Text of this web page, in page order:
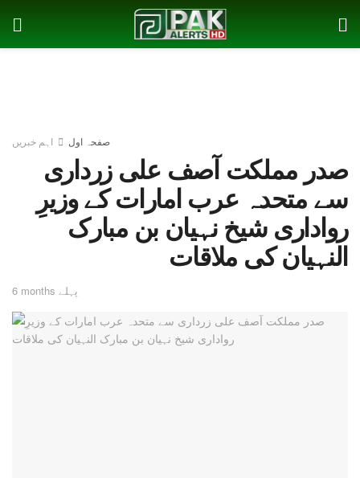
صفحہ اول اہم خبریں
صدر مملکت آصف علی زرداری
سے متحدہ عرب امارات کے وزیرِ
رواداری شیخ نہیان بن مبارک
النہیان کی ملاقات
6 months پہلے